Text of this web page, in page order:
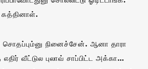
கத்தினாள்.
நினைச்சேன். ஆனா தாரா
வீட்டுல புலாவ் சாப்பிட்ட அக்கா…